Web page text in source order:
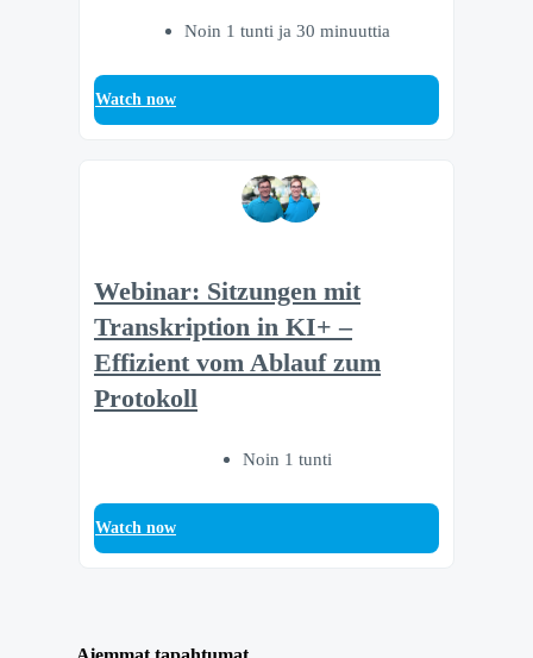
Noin 1 tunti ja 30 minuuttia
Watch now
Webinar: Sitzungen mit
Transkription in KI+ –
Effizient vom Ablauf zum
Protokoll
Noin 1 tunti
Watch now